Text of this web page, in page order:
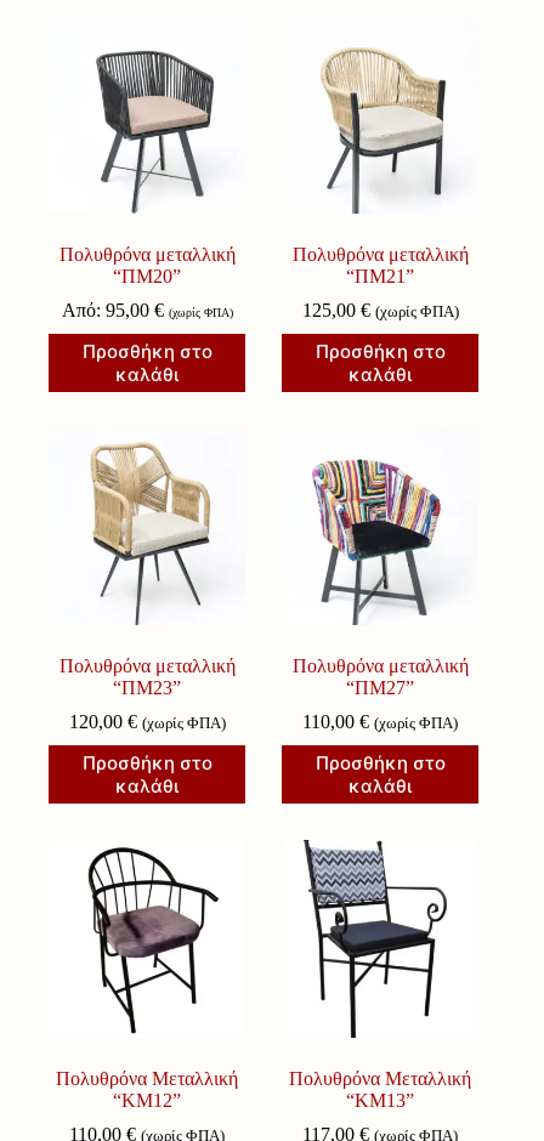
Πολυθρόνα μεταλλική
“ΠΜ20”
Από: 95,00 € (χωρίς ΦΠΑ)
Προσθήκη στο
καλάθι
Πολυθρόνα μεταλλική
“ΠΜ21”
125,00 € (χωρίς ΦΠΑ)
Προσθήκη στο
καλάθι
Πολυθρόνα μεταλλική
“ΠΜ23”
120,00 € (χωρίς ΦΠΑ)
Προσθήκη στο
καλάθι
Πολυθρόνα μεταλλική
“ΠΜ27”
110,00€ (χωρίς ΦΠΑ)
Προσθήκη στο
καλάθι
Πολυθρόνα Μεταλλική
“ΚΜ12”
110,00€ (χωρίς ΦΠΑ)
Πολυθρόνα Μεταλλική
“ΚΜ13”
117,00€ (χωρίς ΦΠΑ)